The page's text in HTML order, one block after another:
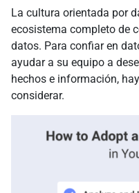
La cultura orientada por
ecosistema completo de
datos. Para confiar en
ayudar a su equipo a
hechos e información,
considerar.